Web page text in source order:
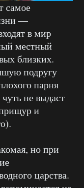
самое
—
в мир
местный
близких.
подругу
парня
не выдаст
и
но при
царства.